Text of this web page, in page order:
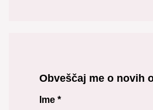
Obveščaj me o novih
Ime *